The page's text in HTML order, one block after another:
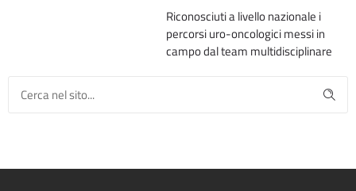
Riconosciuti a livello nazionale i
percorsi uro-oncologici messi in
campo dal team multidisciplinare